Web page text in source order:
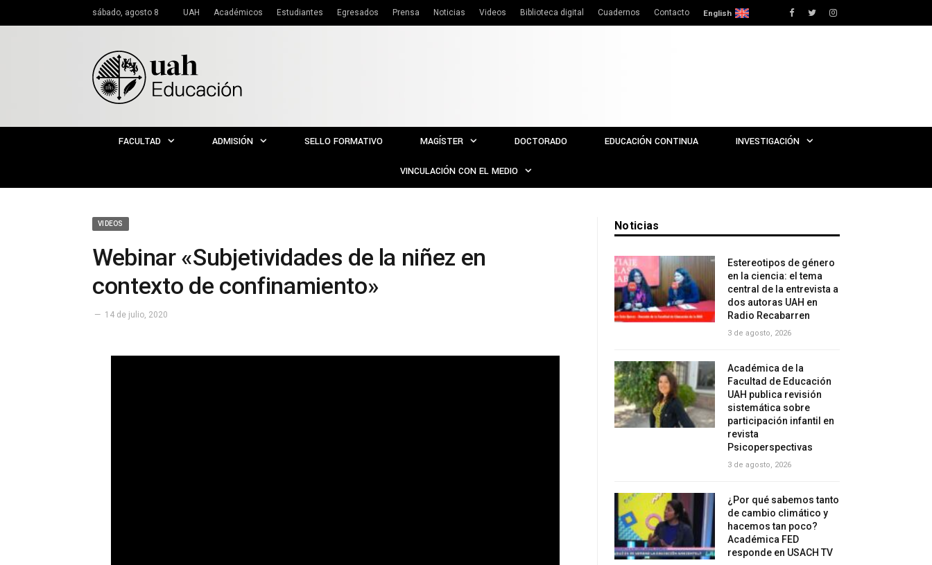
sábado, agosto 8 UAH Académicos Estudiantes Egresados Prensa Noticias Videos Biblioteca digital Cuadernos Contacto English Facebook
TwitterInstagram
FACULTAD ADMISIÓN SELLO FORMATIVO MAGÍSTER DOCTORADO EDUCACIÓN CONTINUA INVESTIGACIÓN
VINCULACIÓN CON EL MEDIO
VIDEOS
Webinar «Subjetividades de la niñez en
contexto de confinamiento»
14 de julio, 2020
Noticias
Estereotipos de género
en la ciencia: el tema
central de la entrevista a
dos autoras UAH en
Radio Recabarren
3 de agosto, 2026
Académica de la
Facultad de Educación
UAH publica revisión
sistemática sobre
participación infantil en
revista
Psicoperspectivas
3 de agosto, 2026
¿Por qué sabemos tanto
de cambio climático y
hacemos tan poco?
Académica FED
responde en USACH TV